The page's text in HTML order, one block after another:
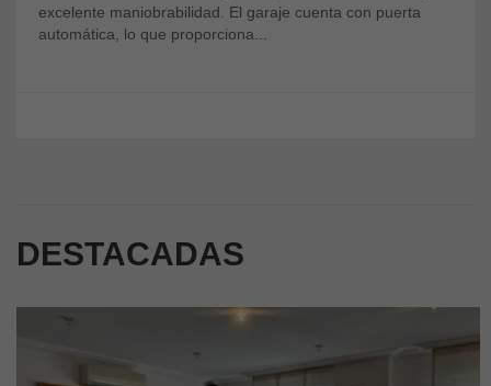
excelente maniobrabilidad. El garaje cuenta con puerta
automática, lo que proporciona...
DESTACADAS